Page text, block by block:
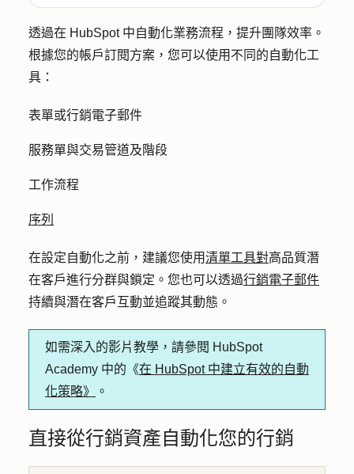
透過在 HubSpot 中自動化業務流程，提升團隊效率。
根據您的帳戶訂閱方案，您可以使用不同的自動化工
具：
表單或行銷電子郵件
服務單與交易管道及階段
工作流程
序列
在設定自動化之前，建議您使用清單工具對高品質潛
在客戶進行分群與鎖定。您也可以透過行銷電子郵件
持續與潛在客戶互動並追蹤其動態。
如需深入的影片教學，請參閱 HubSpot
Academy 中的《在 HubSpot 中建立有效的自動
化策略》
。
直接從行銷資產自動化您的行銷